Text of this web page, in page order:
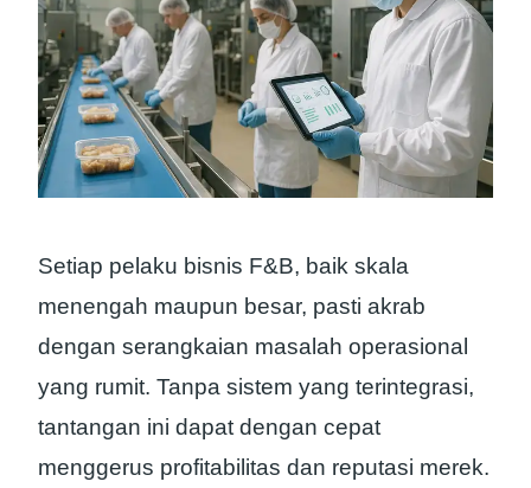
Setiap pelaku bisnis F&B, baik skala
menengah maupun besar, pasti akrab
dengan serangkaian masalah operasional
yang rumit. Tanpa sistem yang terintegrasi,
tantangan ini dapat dengan cepat
menggerus profitabilitas dan reputasi merek.